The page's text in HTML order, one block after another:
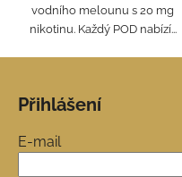
vodního melounu s 20 mg
nikotinu. Každý POD nabízí...
Přihlášení
E-mail